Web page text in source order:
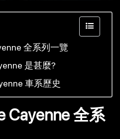
全系列一覽
是甚麼?
車系歷史
Cayenne 全系